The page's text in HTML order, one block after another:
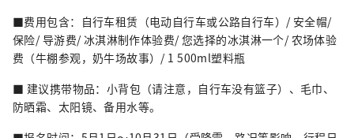
■费用包含：自行车租赁（电动自行车或公路自行车）/ 安全帽/
保险/ 导游费/ 冰淇淋制作体验费/ 您选择的冰淇淋一个/ 农场体验
费（牛棚参观，奶牛场故事）/ 1 500ml塑料瓶
■ 建议携带物品：小背包（请注意，自行车没有篮子）、毛巾、
防晒霜、太阳镜、备用水等。